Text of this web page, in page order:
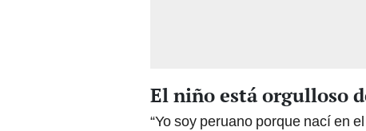
El niño está orgulloso
“Yo soy peruano porque nací en